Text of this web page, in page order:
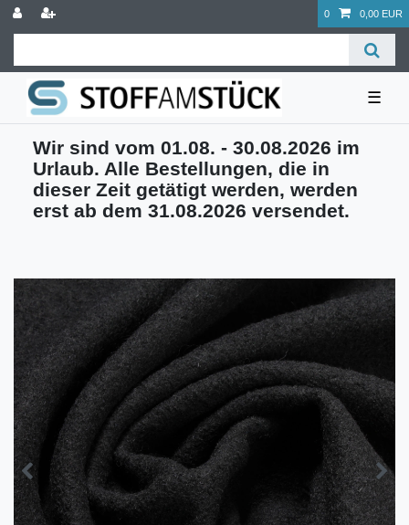
0 0,00 EUR
☰
Wir sind vom 01.08. - 30.08.2026 im
Urlaub. Alle Bestellungen, die in
dieser Zeit getätigt werden, werden
erst ab dem 31.08.2026 versendet.